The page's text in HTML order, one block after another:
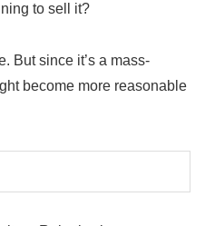
to sell it?
But since it’s a mass-
become more reasonable